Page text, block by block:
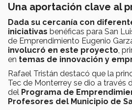
Una aportación clave al
Dada su cercanía con
iniciativas benéficas para San
de Emprendimiento Eugenio
involucró en este proyecto ,
en temas de innovación y
Rafael Tristán destacó que la
Tec de Monterrey se dio a través
del Programa de
Profesores del Municipio de